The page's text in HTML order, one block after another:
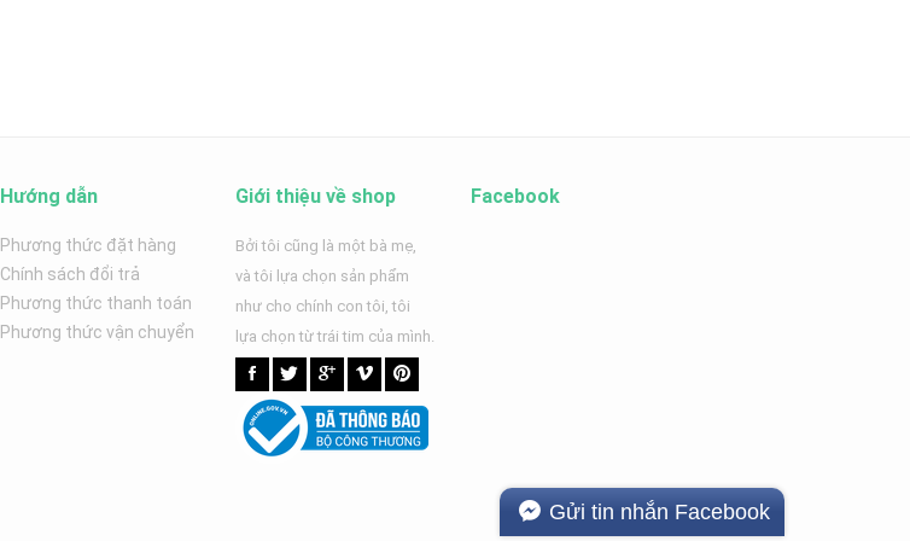
Hướng dẫn
Phương thức đặt hàng
Chính sách đổi trả
Phương thức thanh toán
Phương thức vận chuyển
Giới thiệu về shop
Bởi tôi cũng là một bà mẹ,
và tôi lựa chọn sản phẩm
như cho chính con tôi, tôi
lựa chọn từ trái tim của mình.
Facebook
Gửi tin nhắn Facebook